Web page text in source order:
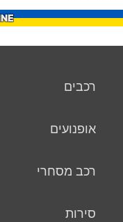
רכבים
אופנועים
רכב מסחרי
סירות